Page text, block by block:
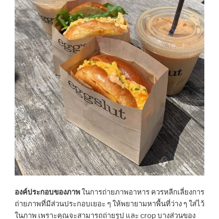
องค์ประกอบของภาพในการถ่ายภาพอาหาร ควรหลีกเลี่ยงการ
ถ่ายภาพที่มีส่วนประกอบเยอะ ๆ ให้พยายามหาพื้นที่ว่าง ๆ ใส่ไว้
ในภาพ เพราะคุณจะสามารถถ่ายรูป และ crop บางส่วนของ